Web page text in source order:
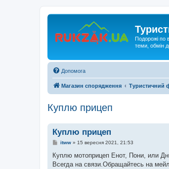
Подорожі по
теми, обмін
Допомога
Магазин спорядження Туристичний
Куплю прицеп
Куплю прицеп
П
в
і
д
itww» 15 вересня 2021, 21:53
Куплю мотоприцеп Енот, Пони, или
Всегда на связи.Обращайтесь на мейл